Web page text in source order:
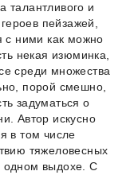
талантливого и
пейзажей,
с ними как можно
некая изюминка,
среди множества
порой смешно,
задуматься о
Автор искусно
в том числе
тяжеловесных
одном выдохе. С